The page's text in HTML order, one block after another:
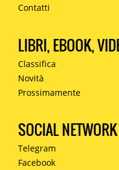
Contatti
LIBRI, EBOOK,
Classifica
Novità
Prossimamente
SOCIAL NETWORK
Telegram
Facebook